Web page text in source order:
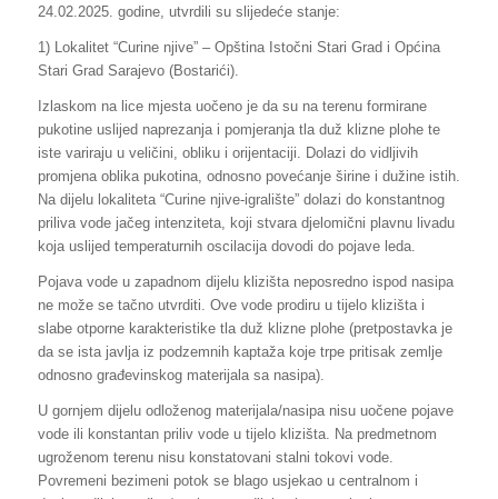
24.02.2025. godine, utvrdili su slijedeće stanje:
1) Lokalitet “Curine njive” – Opština Istočni Stari Grad i Općina
Stari Grad Sarajevo (Bostarići).
Izlaskom na lice mjesta uočeno je da su na terenu formirane
pukotine uslijed naprezanja i pomjeranja tla duž klizne plohe te
iste variraju u veličini, obliku i orijentaciji. Dolazi do vidljivih
promjena oblika pukotina, odnosno povećanje širine i dužine istih.
Na dijelu lokaliteta “Curine njive-igralište” dolazi do konstantnog
priliva vode jačeg intenziteta, koji stvara djelomični plavnu livadu
koja uslijed temperaturnih oscilacija dovodi do pojave leda.
Pojava vode u zapadnom dijelu klizišta neposredno ispod nasipa
ne može se tačno utvrditi. Ove vode prodiru u tijelo klizišta i
slabe otporne karakteristike tla duž klizne plohe (pretpostavka je
da se ista javlja iz podzemnih kaptaža koje trpe pritisak zemlje
odnosno građevinskog materijala sa nasipa).
U gornjem dijelu odloženog materijala/nasipa nisu uočene pojave
vode ili konstantan priliv vode u tijelo klizišta. Na predmetnom
ugroženom terenu nisu konstatovani stalni tokovi vode.
Povremeni bezimeni potok se blago usjekao u centralnom i